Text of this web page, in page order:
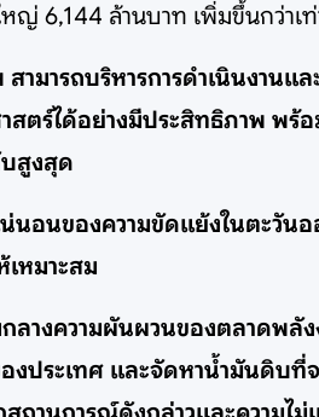
ญ่ 6,144 ล้านบาท เพิ่มขึ้นกว่า
ามารถบริหารการดำเนินงาน
ตร์ได้อย่างมีประสิทธิภาพ พร้
สูงสุด
น่นอนของความขัดแย้งในตะวั
หมาะสม
ลางความผันผวนของตลาดพ
ประเทศ และจัดหาน้ำมันดิบที่